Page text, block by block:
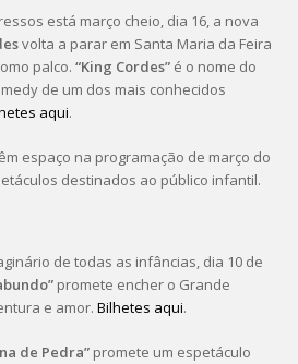
está março cheio, dia 16, a nova
volta a parar em Santa Maria da Feira
palco. “King Cordes” é o nome do
de um dos mais conhecidos
aqui.
espaço na programação de março do
destinados ao público infantil.
de todas as infâncias, dia 10 de
promete encher o Grande
e amor.Bilhetes aqui.
de Pedra” promete um espetáculo